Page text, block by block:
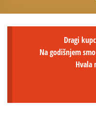
Dragi
Na godišnjem
Hvala